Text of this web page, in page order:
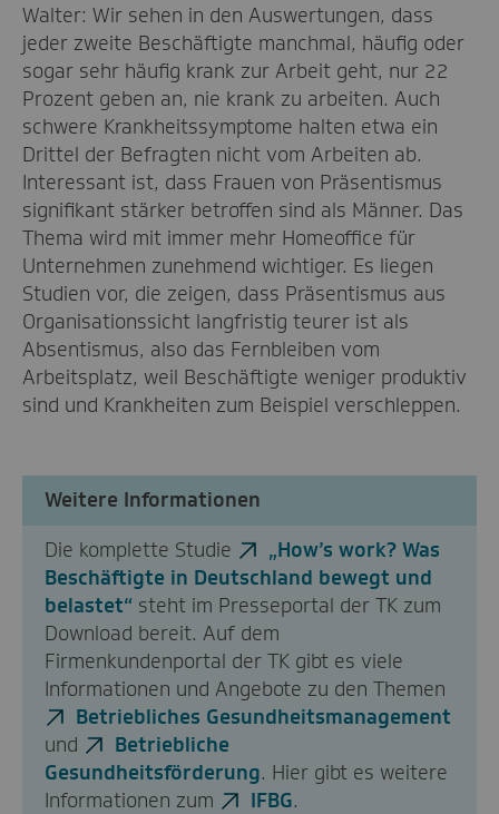
Walter: Wir sehen in den Auswertungen, dass
jeder zweite Beschäftigte manchmal, häufig oder
sogar sehr häufig krank zur Arbeit geht, nur 22
Prozent geben an, nie krank zu arbeiten. Auch
schwere Krankheitssymptome halten etwa ein
Drittel der Befragten nicht vom Arbeiten ab.
Interessant ist, dass Frauen von Präsentismus
signifikant stärker betroffen sind als Männer. Das
Thema wird mit immer mehr Homeoffice für
Unternehmen zunehmend wichtiger. Es liegen
Studien vor, die zeigen, dass Präsentismus aus
Organisationssicht langfristig teurer ist als
Absentismus, also das Fernbleiben vom
Arbeitsplatz, weil Beschäftigte weniger produktiv
sind und Krankheiten zum Beispiel verschleppen.
Weitere Informationen
Die komplette Studie
„How’s work? Was
Beschäftigte in Deutschland bewegt und
belastet“ steht im Presseportal der TK zum
Download bereit. Auf dem
Firmenkundenportal der TK gibt es viele
Informationen und Angebote zu den Themen
Betriebliches Gesundheitsmanagement
und
Betriebliche
Gesundheitsförderung. Hier gibt es weitere
Informationen zum
IFBG.